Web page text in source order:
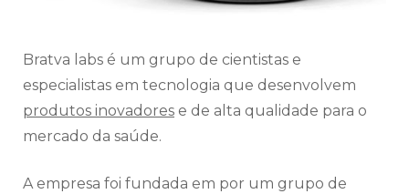
Bratva labs é um grupo de cientistas e
especialistas em tecnologia que desenvolvem
produtos inovadores e de alta qualidade para o
mercado da saúde.
A empresa foi fundada em por um grupo de